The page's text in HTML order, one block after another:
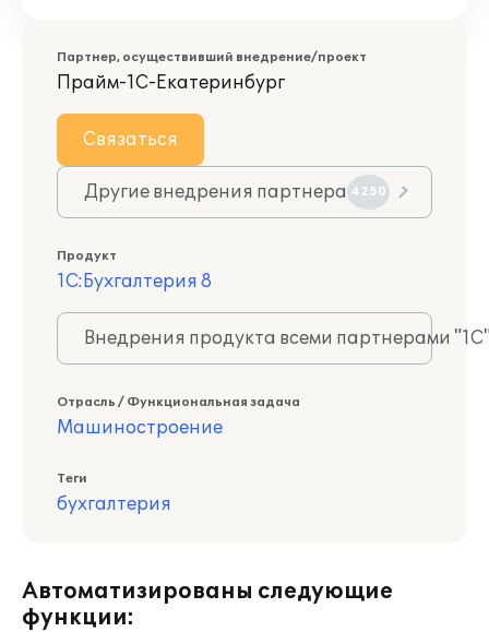
Партнер, осуществивший внедрение/проект
Прайм-1С-Екатеринбург
Связаться
Другие внедрения партнера 4250
Продукт
1С:Бухгалтерия 8
Внедрения продукта всеми партнерами
Отрасль / Функциональная задача
Машиностроение
Теги
бухгалтерия
Автоматизированы следующие
функции: